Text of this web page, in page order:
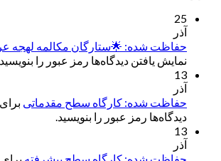
25
آذر
حفاظت شده: 🌟ستارگان مکالمه لهجه
نمایش یافتن دیدگاه‌ها رمز عبور را بنویسید.
13
آذر
حفاظت شده: کارگاه سطح مقدماتی
دیدگاه‌ها رمز عبور را بنویسید.
13
آذر